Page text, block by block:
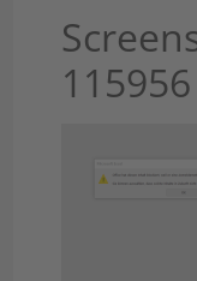
115956